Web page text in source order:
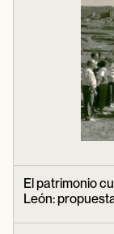
El patrimonio
León: